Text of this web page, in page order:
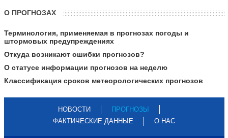
О ПРОГНОЗАХ
Терминология, применяемая в прогнозах погоды и
штормовых предупреждениях
Откуда возникают ошибки прогнозов?
О статусе информации прогнозов на неделю
Классификация сроков метеорологических прогнозов
НОВОСТИ
ПРОГНОЗЫ
ФАКТИЧЕСКИЕ ДАННЫЕ
О НАС